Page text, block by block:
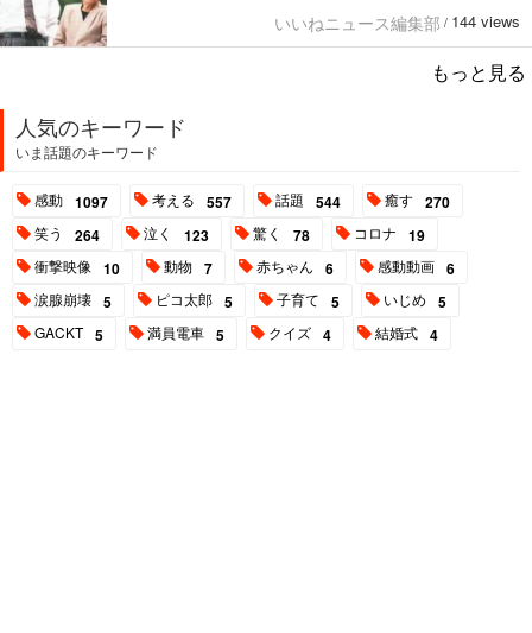
いいねニュース編集部 / 144 views
もっと見る
人気のキーワード
いま話題のキーワード
感動 1097 考える 557 話題 544 癒す 270
笑う 264 泣く 123 驚く 78 コロナ 19
衝撃映像 10 動物 7 赤ちゃん 6 感動動画 6
涙腺崩壊 5 ピコ太郎 5 子育て 5 いじめ 5
GACKT 5 満員電車 5 クイズ 4 結婚式 4